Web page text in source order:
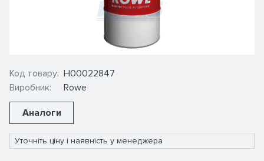
Код товару:
Виробник:
Н00022847
Rowe
Аналоги
Уточніть ціну і наявність у менеджера